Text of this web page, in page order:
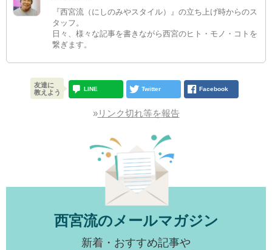
『西宮流（にしのみやスタイル）』の立ち上げ時からのス
タッフ。
日々、様々な記事を書きながら西宮のヒト・モノ・コトを
繋ぎます。
友達に
教えよう
LINE Twitter Facebook
»リンク切れ等を報告
西宮流のメールマガジン
新着・おすすめ記事や